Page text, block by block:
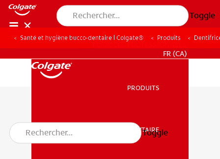
Toggle
SANTÉ BUCCO-DENTAIRE
FR (CA)
PRODUITS
SANTÉ BUCCO-DENTAIRE
Toggle
Santé et hygiène bucco-dentaire | Colgate® Produits